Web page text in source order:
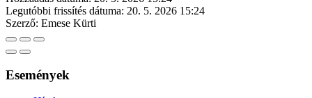
Legutóbbi frissítés dátuma: 20. 5. 2026 15:24
Szerző: Emese Kürti
Események